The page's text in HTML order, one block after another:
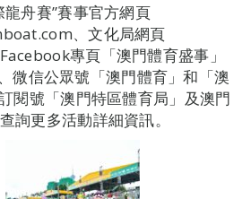
舟賽”賽事官方網頁
、文化局網頁
專頁「澳門體育盛事」
微信公眾號「澳門體育」和「澳
閱號「澳門特區體育局」及澳門
詢更多活動詳細資訊。